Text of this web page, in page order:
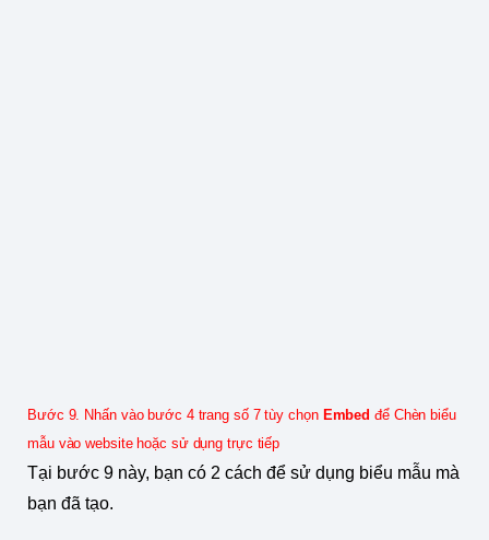
Bước 9. Nhấn vào bước 4 trang số 7 tùy chọn Embedđể Chèn biểu
mẫu vào website hoặc sử dụng trực tiếp
Tại bước 9 này, bạn có 2 cách để sử dụng biểu mẫu mà
bạn đã tạo.